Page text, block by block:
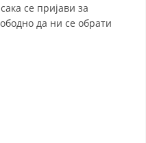
се пријави за
да ни се обрати